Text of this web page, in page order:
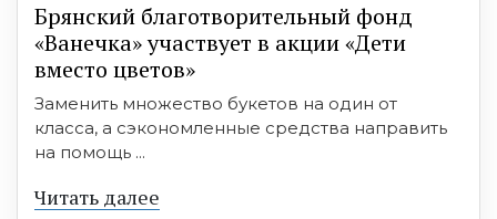
Брянский благотворительный фонд
«Ванечка» участвует в акции «Дети
вместо цветов»
Заменить множество букетов на один от
класса, а сэкономленные средства направить
на помощь ...
Читать далее